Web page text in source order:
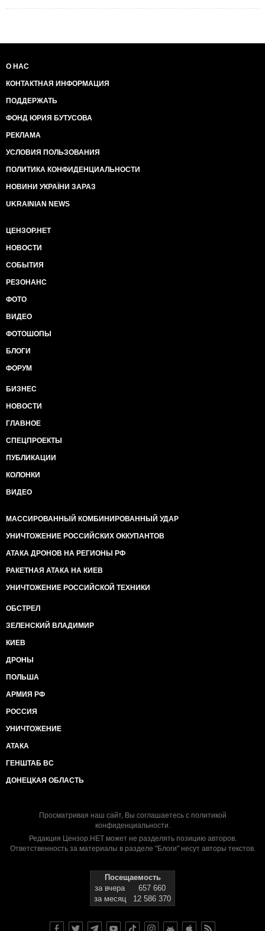
О НАС
КОНТАКТНАЯ ИНФОРМАЦИЯ
ПОДДЕРЖАТЬ
ФОНД ЮРИЯ БУТУСОВА
РЕКЛАМА
УСЛОВИЯ ПОЛЬЗОВАНИЯ
ПОЛИТИКА КОНФИДЕНЦИАЛЬНОСТИ
НОВИНИ УКРАЇНИ ЗАРАЗ
UKRAINIAN NEWS
ЦЕНЗОР.НЕТ
НОВОСТИ
СОБЫТИЯ
РЕЗОНАНС
ФОТО
ВИДЕО
ФОТОШОПЫ
БЛОГИ
ФОРУМ
БИЗНЕС
НОВОСТИ
ГЛАВНОЕ
СПЕЦПРОЕКТЫ
ПУБЛИКАЦИИ
КОЛОНКИ
ВИДЕО
МАССИРОВАННЫЙ КОМБИНИРОВАННЫЙ УДАР
УНИЧТОЖЕНИЕ РОССИЙСКИХ ОККУПАНТОВ
АТАКА ДРОНОВ НА РЕГИОНЫ РФ
РАКЕТНАЯ АТАКА НА КИЕВ
УНИЧТОЖЕНИЕ РОССИЙСКОЙ ТЕХНИКИ
ОБСТРЕЛ
ЗЕЛЕНСКИЙ ВЛАДИМИР
КИЕВ
ДРОНЫ
ПОЛЬША
АРМИЯ РФ
РОССИЯ
УНИЧТОЖЕНИЕ
АТАКА
ГЕНШТАБ ВС
ДОНЕЦКАЯ ОБЛАСТЬ
Просматривая наш сайт, Вы соглашаетесь с политикой
конфиденциальности.
Редакция Цензор.НЕТ может не разделять позицию авторов.
Ответственность за материалы в разделе "Блоги" несут авторы текстов.
Посещаемость
за вчера
657 660
за месяц
12 586 370